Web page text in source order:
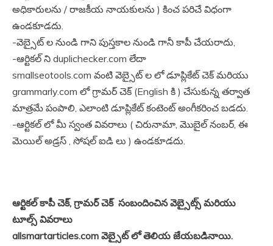
అధికారులను / రాజకీయ నాయకులను ) కించ పరిచే విధంగా
ఉండకూడదు.
-వెబ్సైట్ ల నుండి గాని పుస్తకాల నుండి గానీ కాపీ చేయరాదు,
-ఆర్టికల్ ని duplichecker.com లేదా
smallseotools.com వంటి వెబ్సైట్ ల లో డూప్లికేట్ చెక్ మరియు
grammarly.com లో గ్రామర్ చెక్ (English కి ) చేసుకున్న తర్వాత
మాత్రమే పంపాలి, ఎలాంటి డూప్లికేట్ కంటెంట్ అంగీకరించ బడదు.
-ఆర్టికల్ లో మీ స్వంత వివరాలు ( చిరునామా, మొబైల్ నంబర్, ఈ
మెయిల్ అడ్రస్ , సోషల్ ఐడి లు ) ఉండకూడదు.
ఆర్టికల్ కాపీ చెక్, గ్రామర్ చెక్ సంబందించిన వెబ్సైట్స్ మరియు
టూల్స్ వివరాలు
allsmartarticles.com వెబ్సైట్ లో తెలియ జేయబడినాయి.